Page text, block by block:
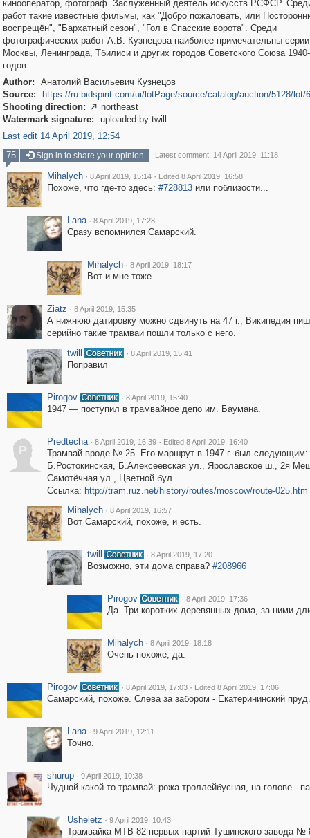
кинооператор, фотограф. Заслуженный деятель искусств РСФСР.
работ такие известные фильмы, как "Добро пожаловать, или
воспрещён", "Бархатный сезон", "Гол в Спасские ворота". Среди
фотографических работ А.В. Кузнецова наиболее примечательны
Москвы, Ленинграда, Тбилиси и других городов Советского Союза
годов.
Author:
Анатолий Васильевич Кузнецов
Source:
https://ru.bidspirit.com/ui/lotPage/source/catalog/auction/5128/lot/
Shooting direction:  northeast
Watermark signature:
uploaded by twill
Last edit 14 April 2019, 12:54
75
Sign in to share your opinion Latest comment: 14 April 2019, 11:18
Mihalych · 8 April 2019, 15:14 · Edited 8 April 2019, 16:58
Похоже, что где-то здесь: #728813или поблизости...
Lana · 8 April 2019, 17:28
Сразу вспомнился Самарский.
Mihalych · 8 April 2019, 18:17
Вот и мне тоже.
Ziatz · 8 April 2019, 15:35
А нижнюю датировку можно сдвинуть на 47 г., Википедия
серийно такие трамваи пошли только с него.
twill
· 8 April 2019, 15:41
Поправил
Pirogov · 8 April 2019, 15:40
1947 — поступил в трамвайное депо им. Баумана.
P
Predtecha · 8 April 2019, 16:39 · Edited 8 April 2019, 16:40
Трамвай вроде № 25. Его маршрут в 1947 г. был следующим:
Б.Ростокинская, Б.Алексеевская ул., Ярославское ш., 2я
Самотёчная ул., Цветной бул.
Ссылка: http://tram.ruz.net/history/routes/moscow/route-025.htm
Mihalych · 8 April 2019, 16:57
Вот Самарский, похоже, и есть.
twill · 8 April 2019, 17:20
Возможно, эти дома справа? #208966
Pirogov · 8 April 2019, 17:36
Да. Три коротких деревянных дома, за ними
Mihalych · 8 April 2019, 18:18
Очень похоже, да.
Pirogov · 8 April 2019, 17:03 · Edited 8 April 2019, 17:06
Самарский, похоже. Слева за забором - Екатерининский
Lana · 9 April 2019, 12:11
Точно.
shurup · 9 April 2019, 10:38
Чудной какой-то трамвай: рожа троллейбусная, на голове -
Usheletz · 9 April 2019, 10:43
Трамвайка МТВ-82 первых партий Тушинского завода